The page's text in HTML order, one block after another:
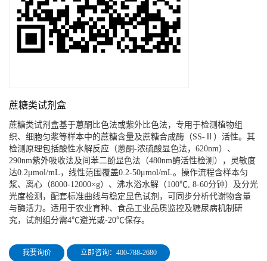
蔗糖类试剂盒
蔗糖类试剂盒基于蒽酮比色法或紫外比色法，专用于检测植物组
织、细胞匀浆等样本中的蔗糖含量及蔗糖合成酶（SS-Ⅱ）活性。其
检测原理包括酸性水解反应（蒽酮-浓硫酸显色法，620nm）、
290nm紫外吸收法及间苯二酚显色法（480nm酶活性检测），灵敏度
达0.2μmol/mL，线性范围覆盖0.2-50μmol/mL。操作流程含样本匀
浆、离心（8000-12000×g）、沸水浴水解（100℃, 8-60分钟）及分光
光度检测，配套标准曲线与稳定显色试剂，可同步分析代谢物含量
与酶活力。适用于农业育种、食品工业品质监控及糖尿病机制研
究，试剂组分需4℃避光或-20℃保存。
我要询价 立即咨询：400-788-2680